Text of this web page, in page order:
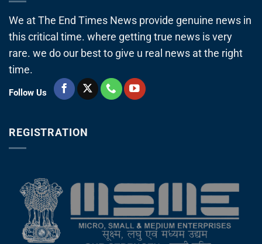
We at The End Times News provide genuine news in
this critical time. where getting true news is very
rare. we do our best to give u real news at the right
time.
Follow Us
REGISTRATION